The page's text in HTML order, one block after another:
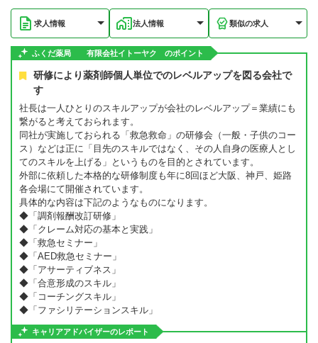
求人情報 法人情報 類似の求人
ふくだ薬局 有限会社イトーヤク のポイント
研修により薬剤師個人単位でのレベルアップを図る会社で
す
社長は一人ひとりのスキルアップが会社のレベルアップ＝業績にも
繋がると考えておられます。
同社が実施しておられる「救急救命」の研修会（一般・子供のコー
ス）などは正に「目先のスキルではなく、その人自身の医療人とし
てのスキルを上げる」というものを目的とされています。
外部に依頼した本格的な研修制度も年に8回ほど大阪、神戸、姫路
各会場にて開催されています。
具体的な内容は下記のようなものになります。
◆「調剤報酬改訂研修」
◆「クレーム対応の基本と実践」
◆「救急セミナー」
◆「AED救急セミナー」
◆「アサーティブネス」
◆「合意形成のスキル」
◆「コーチングスキル」
◆「ファシリテーションスキル」
キャリアアドバイザーのレポート